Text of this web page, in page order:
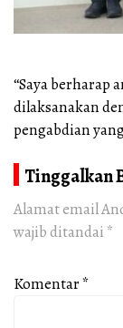
“Saya berharap
dilaksanakan
pengabdian
Tinggalkan
Alamat email
wajib ditandai *
Komentar*